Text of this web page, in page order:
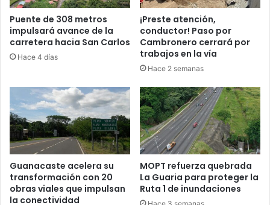
Puente de 308 metros
impulsará avance de la
carretera hacia San Carlos
Hace 4 días
¡Preste atención,
conductor! Paso por
Cambronero cerrará por
trabajos en la vía
Hace 2 semanas
Guanacaste acelera su
transformación con 20
obras viales que impulsan
la conectividad
MOPT refuerza quebrada
La Guaria para proteger la
Ruta 1 de inundaciones